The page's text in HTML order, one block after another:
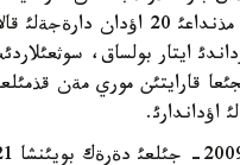
اؤداندئ ايتار بولساق،
قارايتئن موري مةن
اؤداندارئ.